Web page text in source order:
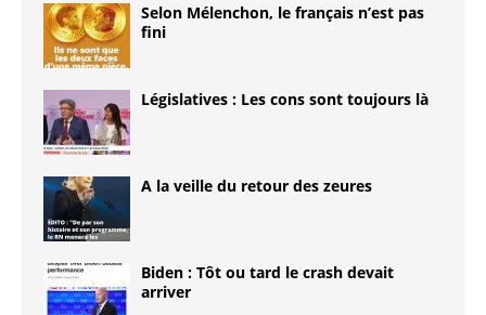
Selon Mélenchon, le français n’est pas
fini
Législatives : Les cons sont toujours là
A la veille du retour des zeures
Biden : Tôt ou tard le crash devait
arriver